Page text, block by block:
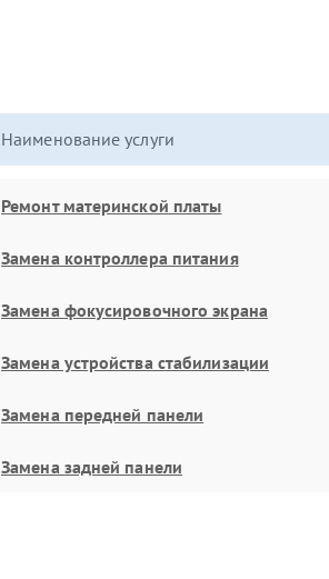
Наименование услуги
Ремонт материнской платы
Замена контроллера питания
Замена фокусировочного экрана
Замена устройства стабилизации
Замена передней панели
Замена задней панели